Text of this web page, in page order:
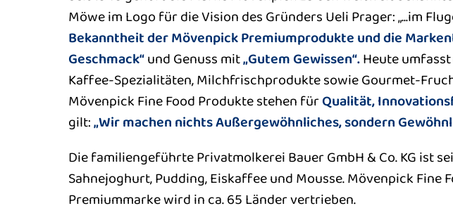
Möwe im Logo für die Vision des Gründers Ueli Prager: „...im
Bekanntheit der Mövenpick Premiumprodukte und die
Geschmack“und Genuss mit„Gutem Gewissen“.Heute
Kaffee-Spezialitäten, Milchfrischprodukte sowie Gourmet-
Mövenpick Fine Food Produkte stehen fürQualität,
gilt:„Wir machen nichts Außergewöhnliches, sondern
Die familiengeführte Privatmolkerei Bauer GmbH & Co. KG ist
Sahnejoghurt, Pudding, Eiskaffee und Mousse. Mövenpick
Premiummarke wird in ca. 65 Länder vertrieben.